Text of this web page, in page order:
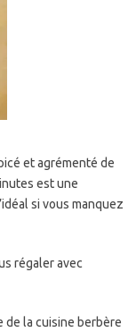
et agrémenté de
est une
si vous manquez
régaler avec
de la cuisine berbère